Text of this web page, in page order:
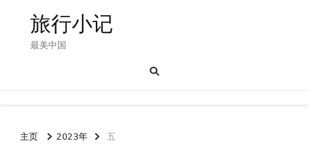
旅行小记
最美中国
主页 2023年 五